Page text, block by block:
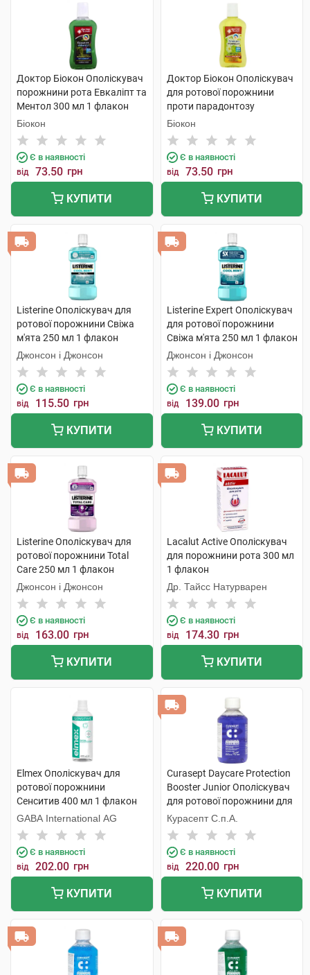
Доктор Біокон Ополіскувач
порожнини рота Евкаліпт та
Ментол 300 мл 1 флакон
Біокон
Є в наявності
від 73.50 грн
КУПИТИ
Доктор Біокон Ополіскувач
для ротової порожнини
проти парадонтозу
Ромашка + календула 250
мл 1 флакон
Біокон
Є в наявності
від 73.50 грн
КУПИТИ
Listerine Ополіскувач для
ротової порожнини Свіжа
м'ята 250 мл 1 флакон
Джонсон і Джонсон
Є в наявності
від 115.50 грн
КУПИТИ
Listerine Expert Ополіскувач
для ротової порожнини
Свіжа м'ята 250 мл 1 флакон
Джонсон і Джонсон
Є в наявності
від 139.00 грн
КУПИТИ
Listerine Ополіскувач для
ротової порожнини Total
Care 250 мл 1 флакон
Джонсон і Джонсон
Є в наявності
від 163.00 грн
КУПИТИ
Lacalut Active Ополіскувач
для порожнини рота 300 мл
1 флакон
Др. Тайсс Натурварен
Є в наявності
від 174.30 грн
КУПИТИ
Elmex Ополіскувач для
ротової порожнини
Сенситив 400 мл 1 флакон
GABA International AG
Є в наявності
від 202.00 грн
КУПИТИ
Curasept Daycare Protection
Booster Junior Ополіскувач
для ротової порожнини для
дітей від 7 до 12 років зі
смаком жувальної гумки
250 мл 1 флакон
Курасепт С.п.А.
Є в наявності
від 220.00 грн
КУПИТИ